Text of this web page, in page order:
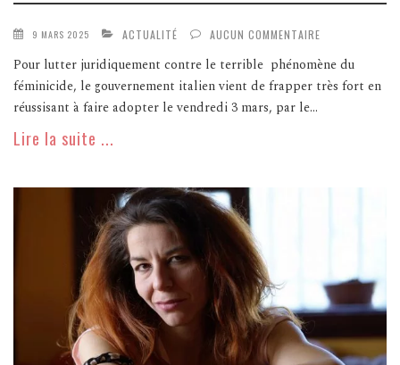
9 MARS 2025 ACTUALITÉ AUCUN COMMENTAIRE
Pour lutter juridiquement contre le terrible phénomène du
féminicide, le gouvernement italien vient de frapper très fort en
réussisant à faire adopter le vendredi 3 mars, par le...
Lire la suite ...